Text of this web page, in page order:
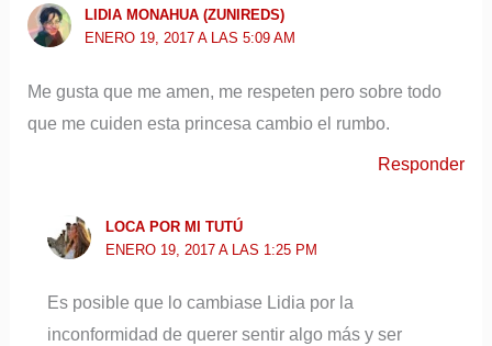
LIDIA MONAHUA (ZUNIREDS)
ENERO 19, 2017 A LAS 5:09 AM
Me gusta que me amen, me respeten pero sobre todo
que me cuiden esta princesa cambio el rumbo.
Responder
LOCA POR MI TUTÚ
ENERO 19, 2017 A LAS 1:25 PM
Es posible que lo cambiase Lidia por la
inconformidad de querer sentir algo más y ser